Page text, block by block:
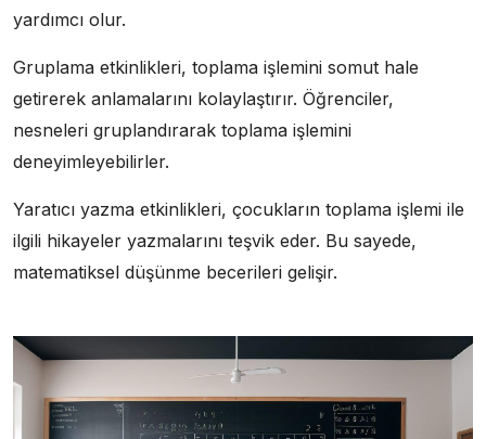
yardımcı olur.
Gruplama etkinlikleri, toplama işlemini somut hale
getirerek anlamalarını kolaylaştırır. Öğrenciler,
nesneleri gruplandırarak toplama işlemini
deneyimleyebilirler.
Yaratıcı yazma etkinlikleri, çocukların toplama işlemi ile
ilgili hikayeler yazmalarını teşvik eder. Bu sayede,
matematiksel düşünme becerileri gelişir.